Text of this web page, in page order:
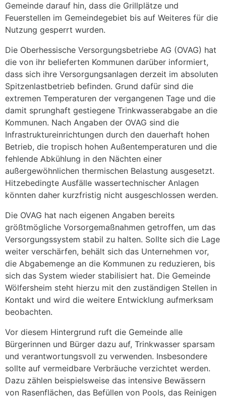
Gemeinde darauf hin, dass die Grillplätze und
Feuerstellen im Gemeindegebiet bis auf Weiteres für die
Nutzung gesperrt wurden.
Die Oberhessische Versorgungsbetriebe AG (OVAG) hat
die von ihr belieferten Kommunen darüber informiert,
dass sich ihre Versorgungsanlagen derzeit im absoluten
Spitzenlastbetrieb befinden. Grund dafür sind die
extremen Temperaturen der vergangenen Tage und die
damit sprunghaft gestiegene Trinkwasserabgabe an die
Kommunen. Nach Angaben der OVAG sind die
Infrastruktureinrichtungen durch den dauerhaft hohen
Betrieb, die tropisch hohen Außentemperaturen und die
fehlende Abkühlung in den Nächten einer
außergewöhnlichen thermischen Belastung ausgesetzt.
Hitzebedingte Ausfälle wassertechnischer Anlagen
könnten daher kurzfristig nicht ausgeschlossen werden.
Die OVAG hat nach eigenen Angaben bereits
größtmögliche Vorsorgemaßnahmen getroffen, um das
Versorgungssystem stabil zu halten. Sollte sich die Lage
weiter verschärfen, behält sich das Unternehmen vor,
die Abgabemenge an die Kommunen zu reduzieren, bis
sich das System wieder stabilisiert hat. Die Gemeinde
Wölfersheim steht hierzu mit den zuständigen Stellen in
Kontakt und wird die weitere Entwicklung aufmerksam
beobachten.
Vor diesem Hintergrund ruft die Gemeinde alle
Bürgerinnen und Bürger dazu auf, Trinkwasser sparsam
und verantwortungsvoll zu verwenden. Insbesondere
sollte auf vermeidbare Verbräuche verzichtet werden.
Dazu zählen beispielsweise das intensive Bewässern
von Rasenflächen, das Befüllen von Pools, das Reinigen